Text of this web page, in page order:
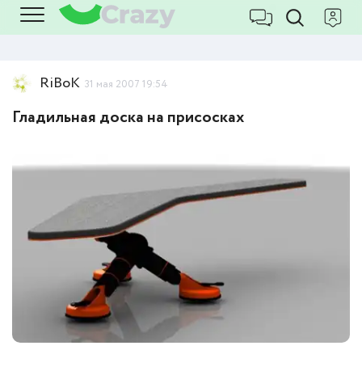
RiBoK 31 мая 2007 19:54
Гладильная доска на присосках